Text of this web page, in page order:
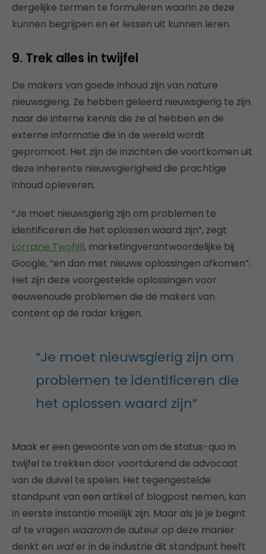
dergelijke termen te formuleren waarin ze deze
kunnen begrijpen en er lessen uit kunnen leren.
9. Trek alles in twijfel
De makers van goede inhoud zijn van nature
nieuwsgierig. Ze hebben geleerd nieuwsgierig te zijn
naar de interne kennis die ze al hebben en de
externe informatie die in de wereld wordt
gepromoot. Het zijn de inzichten die voortkomen uit
deze inherente nieuwsgierigheid die prachtige
inhoud opleveren.
“Je moet nieuwsgierig zijn om problemen te
identificeren die het oplossen waard zijn”, zegt
Lorraine Twohill, marketingverantwoordelijke bij
Google, “en dan met nieuwe oplossingen afkomen”.
Het zijn deze voorgestelde oplossingen voor
eeuwenoude problemen die de makers van
content op de radar krijgen.
“Je moet nieuwsgierig zijn om
problemen te identificeren die
het oplossen waard zijn”
Maak er een gewoonte van om de status-quo in
twijfel te trekken door voortdurend de advocaat
van de duivel te spelen. Het tegengestelde
standpunt van een artikel of blogpost nemen, kan
in eerste instantie moeilijk zijn. Maar als je je begint
af te vragen waaromde auteur op deze manier
denkt en water in de industrie dit standpunt heeft